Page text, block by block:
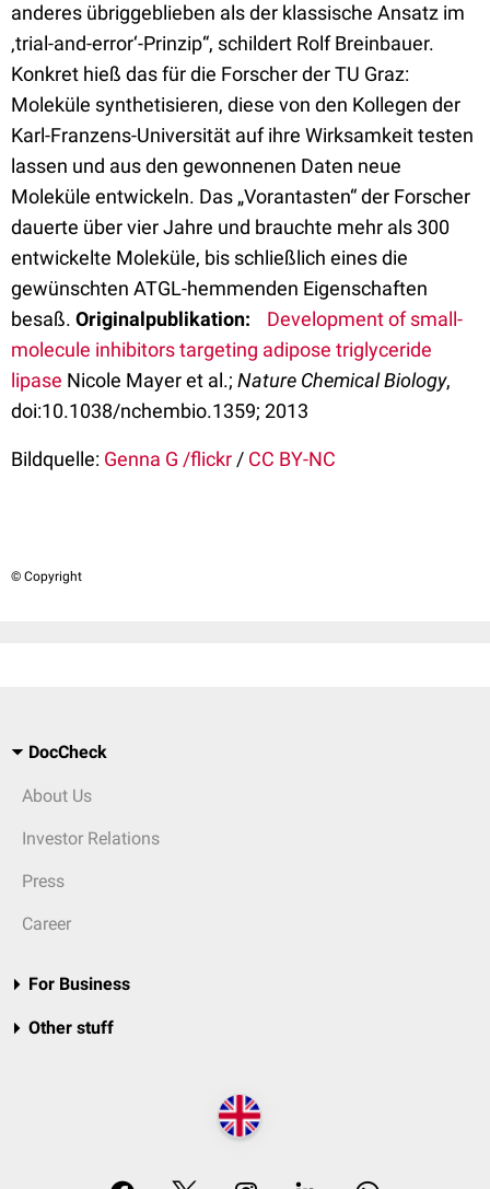
anderes übriggeblieben als der klassische Ansatz im
‚trial-and-error‘-Prinzip“, schildert Rolf Breinbauer.
Konkret hieß das für die Forscher der TU Graz:
Moleküle synthetisieren, diese von den Kollegen der
Karl-Franzens-Universität auf ihre Wirksamkeit testen
lassen und aus den gewonnenen Daten neue
Moleküle entwickeln. Das „Vorantasten“ der Forscher
dauerte über vier Jahre und brauchte mehr als 300
entwickelte Moleküle, bis schließlich eines die
gewünschten ATGL-hemmenden Eigenschaften
besaß. Originalpublikation:
Development of small-
molecule inhibitors targeting adipose triglyceride
lipase Nicole Mayer et al.; Nature Chemical Biology,
doi:10.1038/nchembio.1359; 2013
Bildquelle: Genna G /flickr / CC BY-NC
© Copyright
DocCheck
About Us
Investor Relations
Press
Career
For Business
Other stuff